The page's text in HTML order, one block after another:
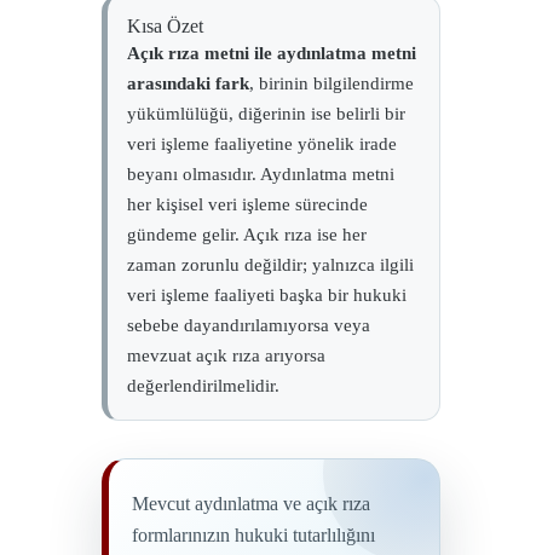
Kısa Özet
Açık rıza metni ile aydınlatma metni
arasındaki fark, birinin bilgilendirme
yükümlülüğü, diğerinin ise belirli bir
veri işleme faaliyetine yönelik irade
beyanı olmasıdır. Aydınlatma metni
her kişisel veri işleme sürecinde
gündeme gelir. Açık rıza ise her
zaman zorunlu değildir; yalnızca ilgili
veri işleme faaliyeti başka bir hukuki
sebebe dayandırılamıyorsa veya
mevzuat açık rıza arıyorsa
değerlendirilmelidir.
Mevcut aydınlatma ve açık rıza
formlarınızın hukuki tutarlılığını